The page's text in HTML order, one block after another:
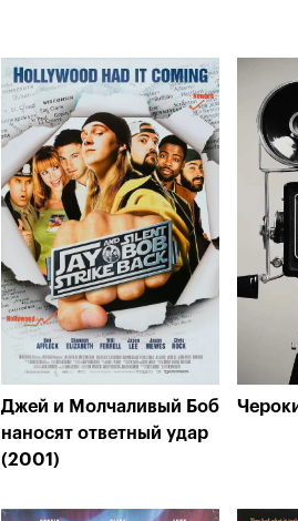
Джей и Молчаливый Боб
наносят ответный удар
(2001)